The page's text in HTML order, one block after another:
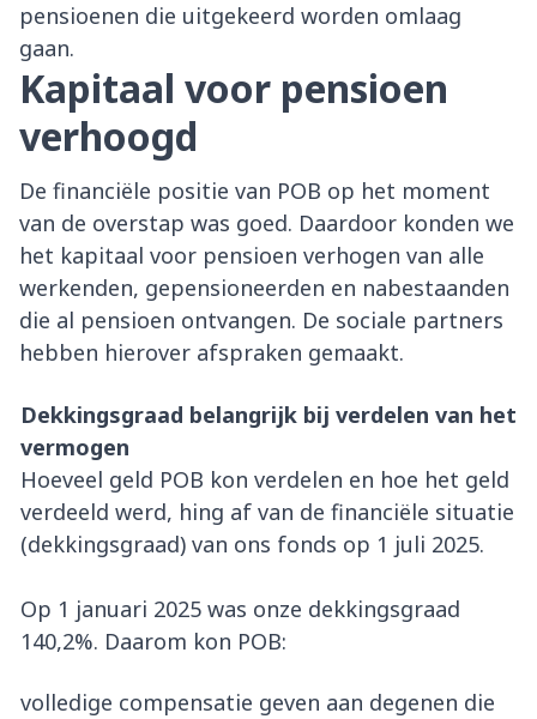
pensioenen die uitgekeerd worden omlaag
gaan.
Kapitaal voor pensioen
verhoogd
De financiële positie van POB op het moment
van de overstap was goed. Daardoor konden we
het kapitaal voor pensioen verhogen van alle
werkenden, gepensioneerden en nabestaanden
die al pensioen ontvangen. De sociale partners
hebben hierover afspraken gemaakt.
Dekkingsgraad belangrijk bij verdelen van het
vermogen
Hoeveel geld POB kon verdelen en hoe het geld
verdeeld werd, hing af van de financiële situatie
(dekkingsgraad) van ons fonds op 1 juli 2025.
Op 1 januari 2025 was onze dekkingsgraad
140,2%. Daarom kon POB:
volledige compensatie geven aan degenen die